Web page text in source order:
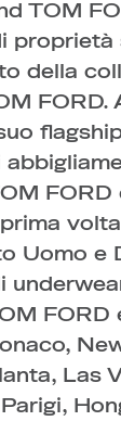
TOM
proprietà
della
Uomo e
Las